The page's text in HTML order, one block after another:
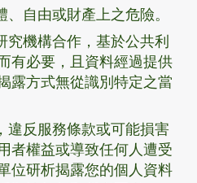
自由或財產上之危險。
究機構合作，基於公共利
有必要，且資料經過提供
露方式無從識別特定之當
違反服務條款或可能損害
者權益或導致任何人遭受
位研析揭露您的個人資料